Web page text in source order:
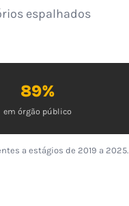
espalhados
89%
em órgão público
a estágios de 2019 a 2025.